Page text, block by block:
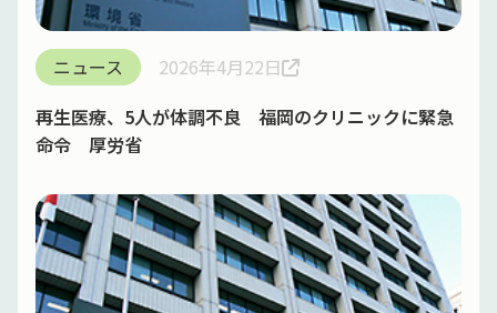
ニュース
2026年4月22日
再生医療、5人が体調不良 福岡のクリニックに緊急
命令 厚労省